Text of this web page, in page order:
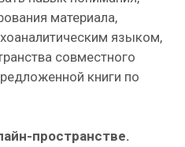
материала,
языком,
совместного
книги по
пространстве.